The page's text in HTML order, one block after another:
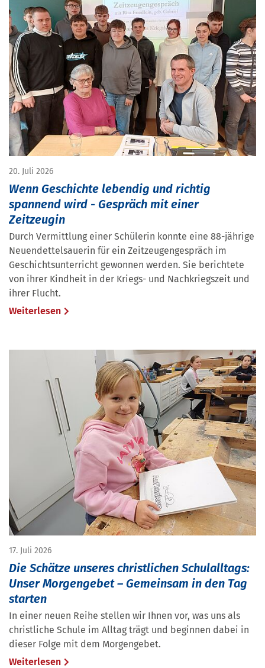
20. Juli 2026
Wenn Geschichte lebendig und richtig
spannend wird - Gespräch mit einer
Zeitzeugin
Durch Vermittlung einer Schülerin konnte eine 88-jährige
Neuendettelsauerin für ein Zeitzeugengespräch im
Geschichtsunterricht gewonnen werden. Sie berichtete
von ihrer Kindheit in der Kriegs- und Nachkriegszeit und
ihrer Flucht.
Weiterlesen
17. Juli 2026
Die Schätze unseres christlichen Schulalltags:
Unser Morgengebet – Gemeinsam in den Tag
starten
In einer neuen Reihe stellen wir Ihnen vor, was uns als
christliche Schule im Alltag trägt und beginnen dabei in
dieser Folge mit dem Morgengebet.
Weiterlesen